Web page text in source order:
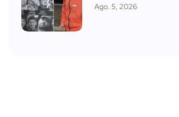
Ago. 5, 2026